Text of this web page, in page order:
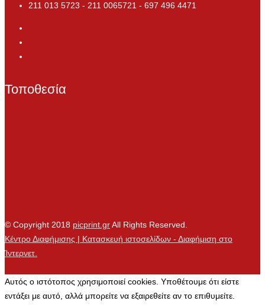
211 013 5723 - 211 0065721 - 697 496 4471
Τοποθεσία
© Copyright 2018 picprint.grAll Rights Reserved.
Κέντρο Διαφήμισης | Κατασκευή ιστοσελίδων - Διαφήμιση στο
Ίντερνετ.
Αυτός ο ιστότοπος χρησιμοποιεί cookies. Υποθέτουμε ότι είστε
εντάξει με αυτό, αλλά μπορείτε να εξαιρεθείτε αν το επιθυμείτε.